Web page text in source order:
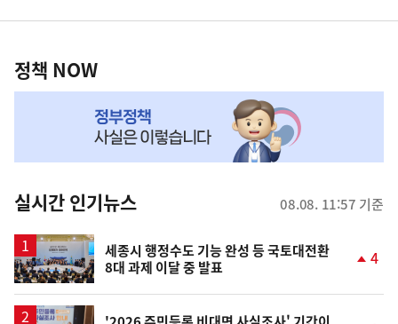
영
책
NOW,
뉴
스
정책 NOW
실시간 인기뉴스 08.08. 11:57 기준
세종시 행정수도 기능 완성 등 국토대전환
8대 과제 이달 중 발표
4